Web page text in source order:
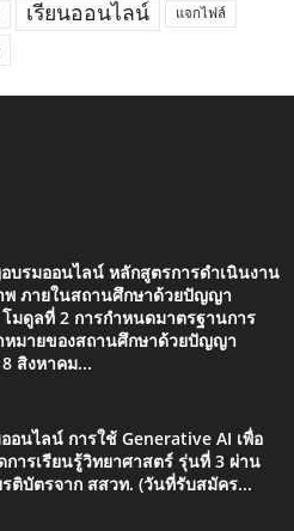
เรียนออนไลน์ แจกไฟล์
บรมออนไลน์ หลักสูตรการดำเนินงาน
ภายในสถานศึกษาด้วยปัญญา
มดูลที่ 2 การกำหนดมาตรฐานการ
หมายของสถานศึกษาด้วยปัญญา
สิงหาคม...
อนไลน์ การใช้ Generative AI เพื่อ
การเรียนรู้วิทยาศาสตร์ รุ่นที่ 3 ผ่าน
ติบัตรจาก สสวท. (วันที่รับสมัคร...